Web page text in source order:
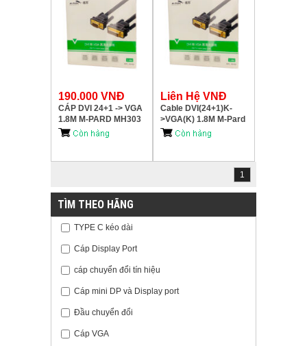
190.000 VNĐ
CÁP DVI 24+1 -> VGA
1.8M M-PARD MH303
Liên Hệ VNĐ
Cable DVI(24+1)K-
>VGA(K) 1.8M M-Pard
MH 303
1
TÌM THEO HÃNG
TYPE C kéo dài
Cáp Display Port
cáp chuyển đổi tín hiệu
Cáp mini DP và Display port
Đầu chuyển đổi
Cáp VGA